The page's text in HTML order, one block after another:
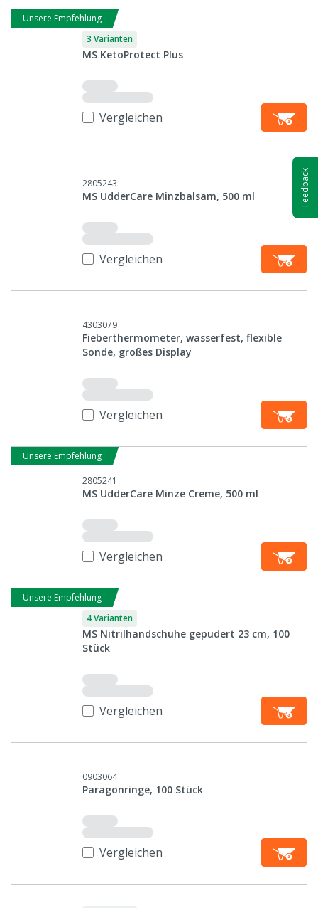
Unsere Empfehlung
3 Varianten
MS KetoProtect Plus
Vergleichen
2805243
MS UdderCare Minzbalsam, 500 ml
Vergleichen
4303079
Fieberthermometer, wasserfest, flexible
Sonde, großes Display
Vergleichen
Unsere Empfehlung
2805241
MS UdderCare Minze Creme, 500 ml
Vergleichen
Unsere Empfehlung
4 Varianten
MS Nitrilhandschuhe gepudert 23 cm, 100
Stück
Vergleichen
0903064
Paragonringe, 100 Stück
Vergleichen
Feedback